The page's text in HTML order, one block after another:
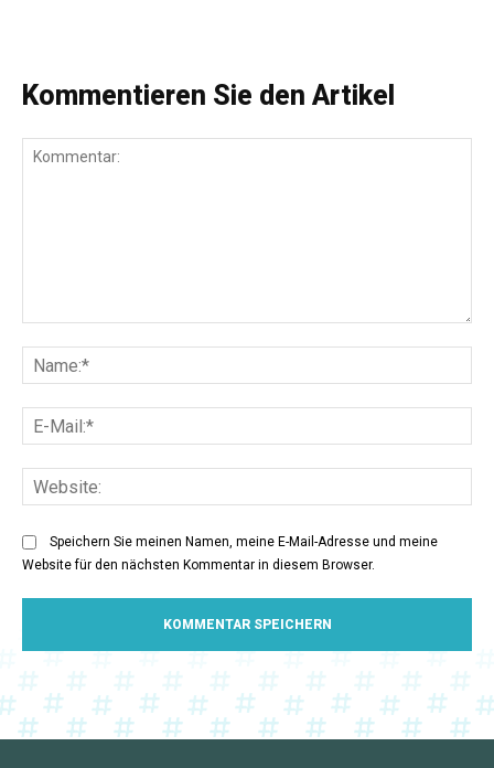
Kommentieren Sie den Artikel
Speichern Sie meinen Namen, meine E-Mail-Adresse und meine
Website für den nächsten Kommentar in diesem Browser.